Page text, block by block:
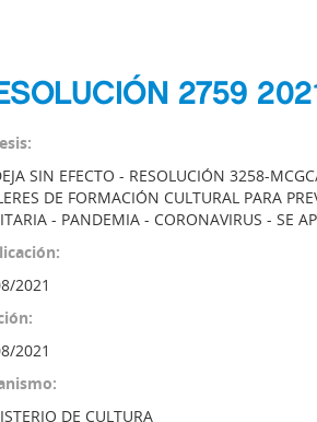
2759
SIN EFECTO - RESOLUCIÓN 3258-
DE FORMACIÓN CULTURAL PARA
- PANDEMIA - CORONAVIRUS - SE
2021
2021
DE CULTURA